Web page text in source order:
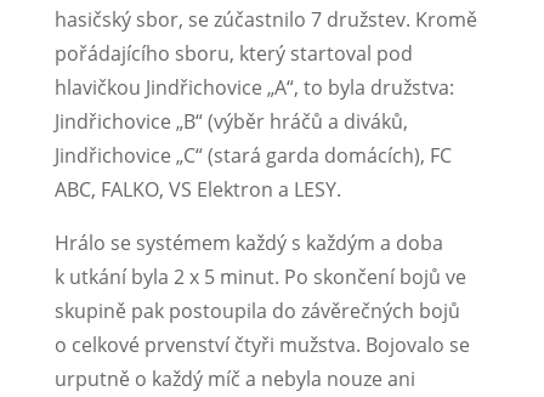
hasičský sbor, se zúčastnilo 7 družstev. Kromě
pořádajícího sboru, který startoval pod
hlavičkou Jindřichovice „A“, to byla družstva:
Jindřichovice „B“ (výběr hráčů a diváků,
Jindřichovice „C“ (stará garda domácích), FC
ABC, FALKO, VS Elektron a LESY.
Hrálo se systémem každý s každým a doba
k utkání byla 2 x 5 minut. Po skončení bojů ve
skupině pak postoupila do závěrečných bojů
o celkové prvenství čtyři mužstva. Bojovalo se
urputně o každý míč a nebyla nouze ani